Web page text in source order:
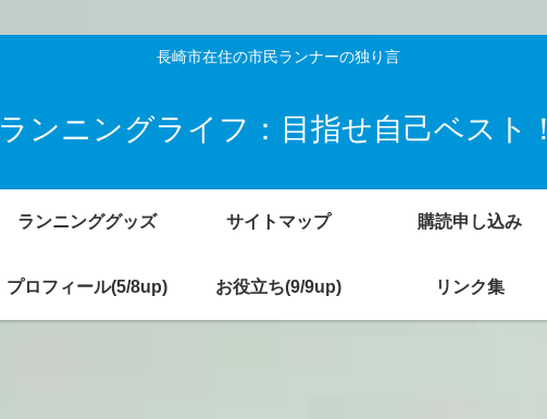
長崎市在住の市民ランナーの独り言
ランニングライフ：目指せ自己ベスト！
ランニンググッズ サイトマップ 購読申し込み
プロフィール(5/8up) お役立ち(9/9up) リンク集